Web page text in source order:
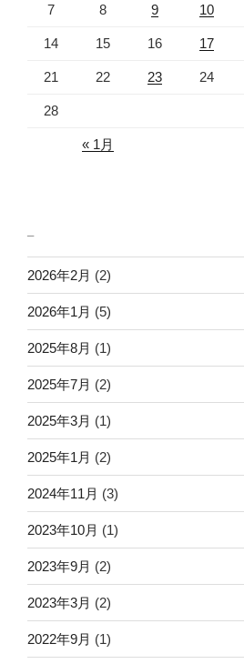
7 8 9 10
14 15 16 17
21 22 23 24
28
« 1月
2026年2月 (2)
2026年1月 (5)
2025年8月 (1)
2025年7月 (2)
2025年3月 (1)
2025年1月 (2)
2024年11月 (3)
2023年10月 (1)
2023年9月 (2)
2023年3月 (2)
2022年9月 (1)